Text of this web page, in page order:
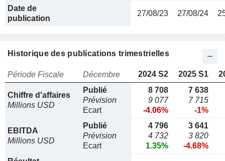
Date de
publication
27/08/23 27/08/24
Historique des publications trimestrielles
Période Fiscale Décembre 2024 S2 2025 S1
Chiffre d'affaires
Millions USD
Publié
Prévision
Ecart
8 708
9 077
-4.06%
7 638
7 715
-1%
EBITDA
Millions USD
Publié
Prévision
Ecart
4 796
4 732
1.35%
3 641
3 820
-4.68%